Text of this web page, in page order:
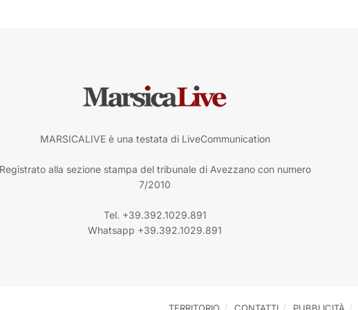
MARSICALIVE è una testata di LiveCommunication
Registrato alla sezione stampa del tribunale di Avezzano con numero
7/2010
Tel. +39.392.1029.891
Whatsapp +39.392.1029.891